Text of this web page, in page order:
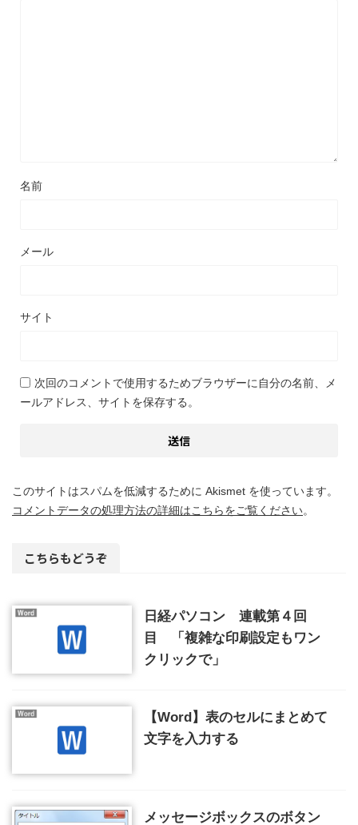
名前
メール
サイト
次回のコメントで使用するためブラウザーに自分の名前、メ
ールアドレス、サイトを保存する。
このサイトはスパムを低減するために Akismet を使っています。
コメントデータの処理方法の詳細はこちらをご覧ください。
こちらもどうぞ
日経パソコン 連載第４回
目 「複雑な印刷設定もワン
クリックで」
【Word】表のセルにまとめて
文字を入力する
メッセージボックスのボタン